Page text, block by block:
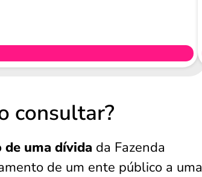
consultar?
uma dívida da Fazenda
de um ente público a uma